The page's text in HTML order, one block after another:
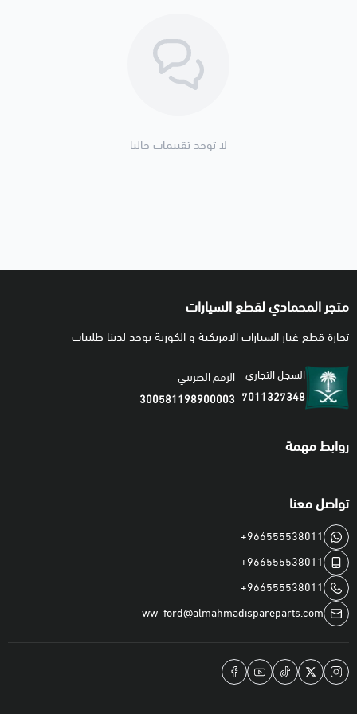
لا توجد تقييمات حاليا
متجر المحمادي لقطع السيارات
تجارة قطع غيار السيارات الامريكية و الكورية يوجد لدينا طلبيات
السجل التجاري
7011327348
الرقم الضريبي
300581198900003
روابط مهمة
تواصل معنا
+966555538011
+966555538011
+966555538011
ww_ford@almahmadispareparts.com